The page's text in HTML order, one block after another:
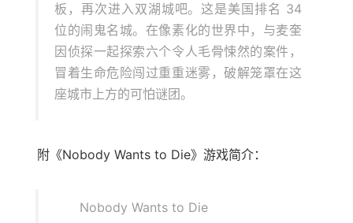
板，再次进入双湖城吧。这是美国排名 34
位的闹鬼名城。在像素化的世界中，与麦奎
因侦探一起探索六个令人毛骨悚然的案件，
冒着生命危险闯过重重迷雾，破解笼罩在这
座城市上方的可怕谜团。
附《Nobody Wants to Die》游戏简介：
Nobody Wants to Die